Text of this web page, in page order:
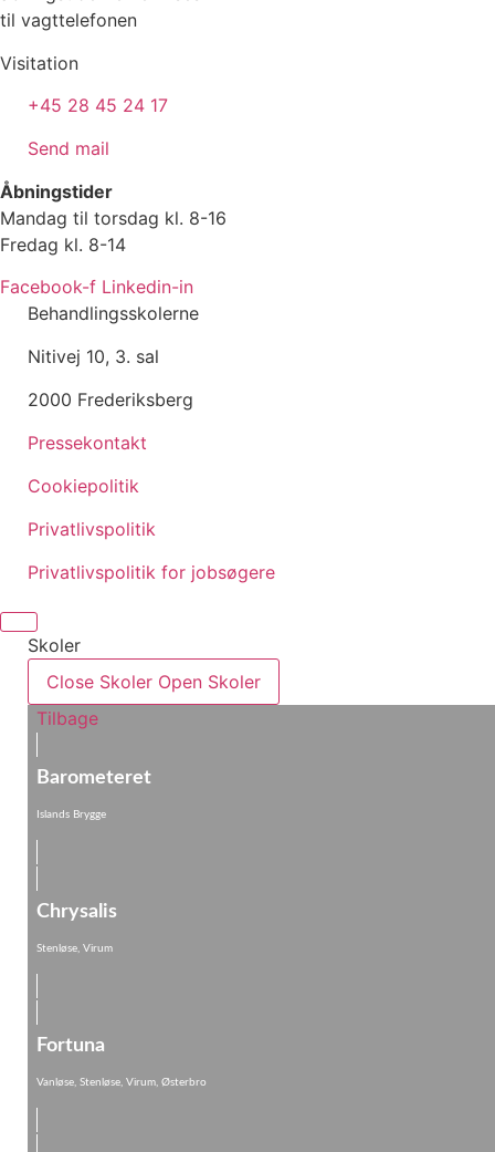
til vagttelefonen
Visitation
+45 28 45 24 17
Send mail
Åbningstider
Mandag til torsdag kl. 8-16
Fredag kl. 8-14
Facebook-f Linkedin-in
Behandlingsskolerne
Nitivej 10, 3. sal
2000 Frederiksberg
Pressekontakt
Cookiepolitik
Privatlivspolitik
Privatlivspolitik for jobsøgere
Skoler
Close Skoler Open Skoler
Tilbage
Barometeret
Islands Brygge
Chrysalis
Stenløse, Virum
Fortuna
Vanløse, Stenløse, Virum, Østerbro